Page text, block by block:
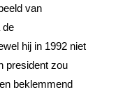
van
de
hij in 1992 niet
president zou
beklemmend